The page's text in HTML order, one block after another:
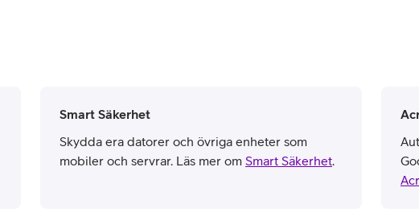
Smart Säkerhet
Skydda era datorer och övriga enheter som
mobiler och servrar. Läs mer om Smart Säkerhet.